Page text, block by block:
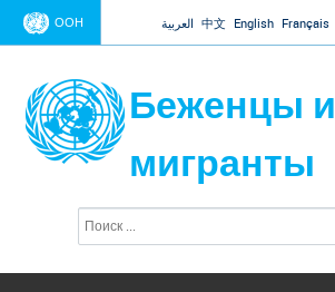
Jump to navigation
ООН العربية 中文 English Français
Беженцы и
мигранты
и